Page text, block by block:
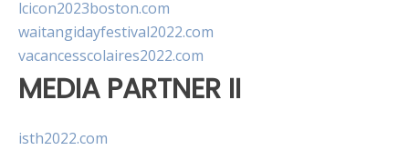
lcicon2023boston.com
waitangidayfestival2022.com
vacancesscolaires2022.com
MEDIA PARTNER II
isth2022.com